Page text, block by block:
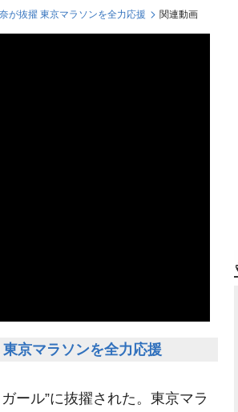
が抜擢 東京マラソンを全力応援 関連動画
京マラソンを全力応援
ール”に抜擢された。東京マラ